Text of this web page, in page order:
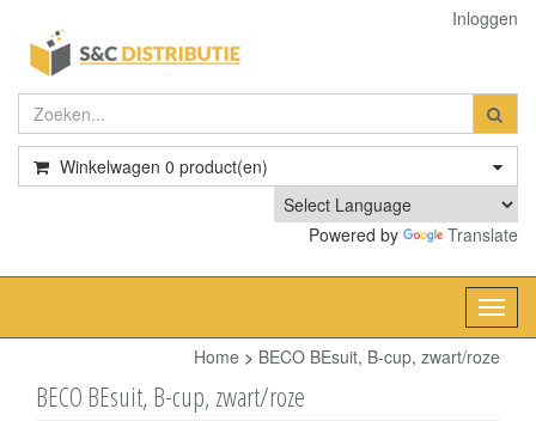
Inloggen
Winkelwagen 0 product(en)
Powered by Translate
Home > BECO BEsuit, B-cup, zwart/roze
BECO BEsuit, B-cup, zwart/roze